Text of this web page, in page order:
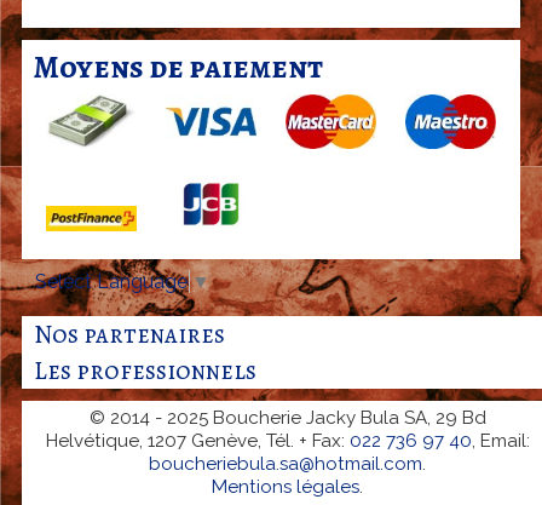
Moyens de paiement
Select Language▼
Nos partenaires
Les professionnels
© 2014 - 2025 Boucherie Jacky Bula SA, 29 Bd
Helvétique, 1207 Genève, Tél. + Fax: 022 736 97 40, Email:
boucheriebula.sa@hotmail.com.
Mentions légales.